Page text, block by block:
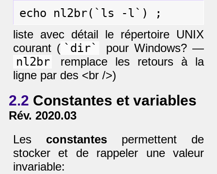
liste avec détail le répertoire UNIX
courant ( `dir` pour Windows? —
nl2br
remplace les retours à la
ligne par des <br />)
2.2 Constantes et variables
Rév. 2020.03
Les constantes permettent de
stocker et de rappeler une valeur
invariable: